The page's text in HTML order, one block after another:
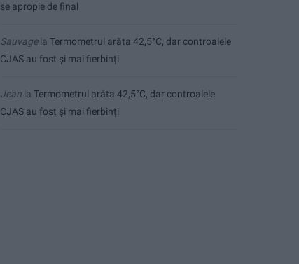
se apropie de final
Sauvagela Termometrul arăta 42,5°C, dar controalele
CJAS au fost și mai fierbinți
Jean la Termometrul arăta 42,5°C, dar controalele
CJAS au fost și mai fierbinți